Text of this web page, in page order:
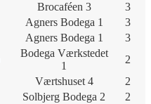
Brocaféen 3
3
Agners Bodega 1
3
Agners Bodega 1
3
Bodega Værkstedet
1
2
Værtshuset 4
2
Solbjerg Bodega 2
2